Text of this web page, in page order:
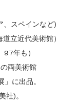
スペインなど)
立近代美術館）
年も）
両美術館
に出品。
社)。